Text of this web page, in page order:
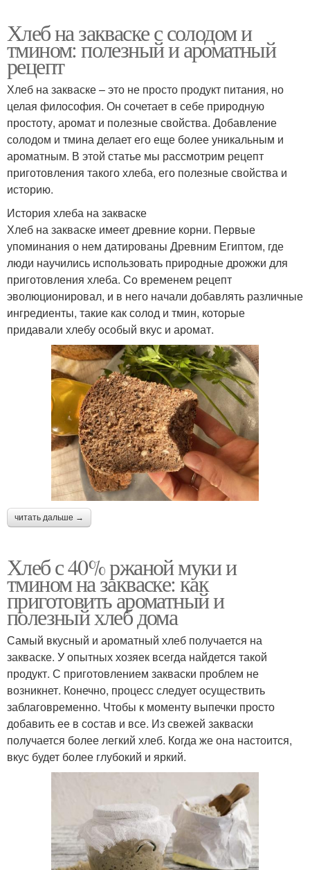
Хлеб на закваске с солодом и
тмином: полезный и ароматный
рецепт
Хлеб на закваске – это не просто продукт питания, но
целая философия. Он сочетает в себе природную
простоту, аромат и полезные свойства. Добавление
солодом и тмина делает его еще более уникальным и
ароматным. В этой статье мы рассмотрим рецепт
приготовления такого хлеба, его полезные свойства и
историю.
История хлеба на закваске
Хлеб на закваске имеет древние корни. Первые
упоминания о нем датированы Древним Египтом, где
люди научились использовать природные дрожжи для
приготовления хлеба. Со временем рецепт
эволюционировал, и в него начали добавлять различные
ингредиенты, такие как солод и тмин, которые
придавали хлебу особый вкус и аромат.
читать дальше →
Хлеб с 40% ржаной муки и
тмином на закваске: как
приготовить ароматный и
полезный хлеб дома
Самый вкусный и ароматный хлеб получается на
закваске. У опытных хозяек всегда найдется такой
продукт. С приготовлением закваски проблем не
возникнет. Конечно, процесс следует осуществить
заблаговременно. Чтобы к моменту выпечки просто
добавить ее в состав и все. Из свежей закваски
получается более легкий хлеб. Когда же она настоится,
вкус будет более глубокий и яркий.